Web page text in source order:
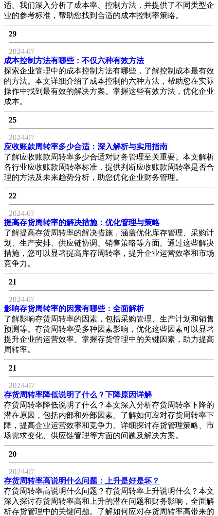
适。我们深入分析了成本率、控制方法，并提供了不同类型企
业的参考标准，帮助您找到合适的成本控制率策略。
29
2024-07
成本控制方法有哪些：不仅六种有效方法
探索企业管理中的成本控制方法有哪些，了解控制成本最有效
的方法。本文详细介绍了成本控制的六种方法，帮助您在实际
操作中找到最有效的解决方案。掌握这些有效方法，优化企业
成本。
25
2024-07
应收账款周转率多少合适：深入解析与实用指南
了解应收账款周转率多少合适对财务管理至关重要。本文解析
各行业应收账款周转率标准，提供判断应收账款周转率是否合
理的方法及未来趋势分析，助您优化企业财务管理。
22
2024-07
提高存货周转率的解决措施：优化管理与策略
了解提高存货周转率的解决措施，涵盖优化库存管理、采购计
划、生产安排、供应链协调、销售策略等方面。通过这些解决
措施，您可以显著提高库存周转率，提升企业运营效率和市场
竞争力。
21
2024-07
影响存货周转率的因素有哪些：全面解析
了解影响存货周转率的因素，包括采购管理、生产计划和销售
预测等。存货周转率受多种因素影响，优化这些因素可以显著
提升企业的运营效率。掌握存货管理中的关键因素，助力提高
周转率。
21
2024-07
存货周转率降低说明了什么？下降原因详解
存货周转率降低说明了什么？本文深入分析存货周转率下降的
潜在原因，包括内部和外部因素。了解如何应对存货周转率下
降，提高企业运营效率和竞争力。详细探讨存货管理策略、市
场需求变化、供应链管理等方面的问题及解决方案。
20
2024-07
存货周转率高说明什么问题：上升是好是坏？
存货周转率高说明什么问题？存货周转率上升说明什么？本文
深入探讨存货周转率高和上升的潜在问题和财务影响，全面解
析存货管理中的关键问题。了解如何应对存货周转率高带来的